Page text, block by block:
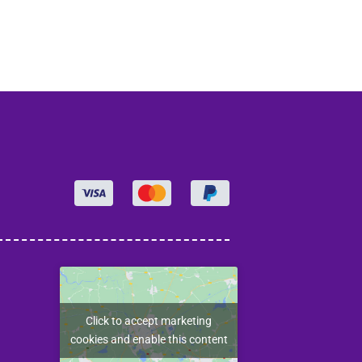
Click to accept marketing
cookies and enable this content